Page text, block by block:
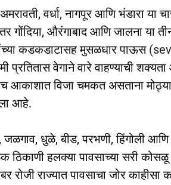
अमरावती, वर्धा, नागपूर आणि भंडारा
औरंगाबाद आणि जालना या
कडकडाटासह मुसळधार पाऊस
प्रतितास वेगाने वारे वाहण्याची
विजा चमकत असताना मोठ्या
आहे.
जळगाव, धुळे, बीड, परभणी, हिंगोली
ठिकाणी हलक्या पावसाच्या सरी
रोजी राज्यात पावसाचा जोर